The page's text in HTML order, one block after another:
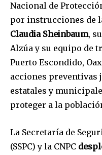
Únete a
suscriptores
conversación.
Para suscribirte, solo
y da click en el botón de
respetamos tu privacidad
Nacional de
por instrucciones de
Claudia Sheinbaum,
Alzúa y su equipo de
Puerto Escondido,
acciones preventivas
estatales y
proteger a la
La Secretaría de
(SSPC) y la CNPC